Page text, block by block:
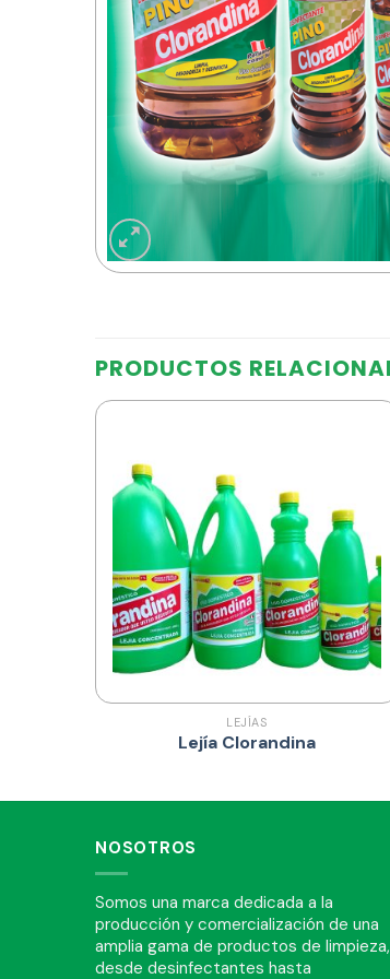
PRODUCTOS
LEJÍAS
Lejía Clorandina
NOSOTROS
Somos una marca dedicada a la
producción y comercialización de una
amplia gama de productos de limpieza,
desde desinfectantes hasta